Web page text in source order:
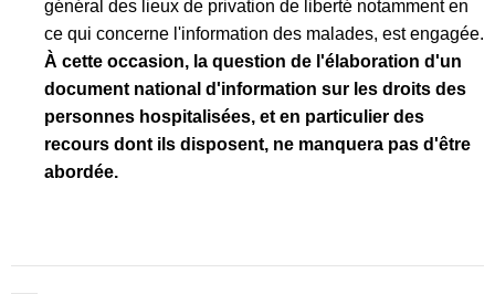
général des lieux de privation de liberté notamment en
ce qui concerne l'information des malades, est engagée.
À cette occasion, la question de l'élaboration d'un
document national d'information sur les droits des
personnes hospitalisées, et en particulier des
recours dont ils disposent, ne manquera pas d'être
abordée.